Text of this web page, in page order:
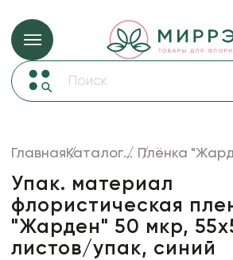
Упаковка для цветов и подарков
Лента
Товары для флористов
ГлавнаяКаталог... Плёнка
Упак. материал
флористическая
"Жарден" 50 мкр,
листов/упак, синий